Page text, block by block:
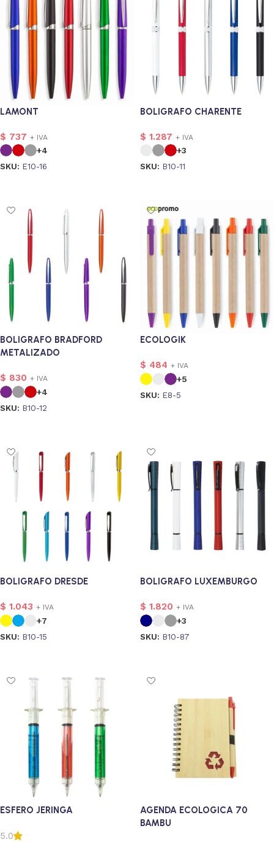
LAMONT
$ 737 + IVA
+4
SKU: E10-16
BOLIGRAFO CHARENTE
$ 1.287 + IVA
+3
SKU: B10-11
BOLIGRAFO BRADFORD
METALIZADO
$ 830 + IVA
+4
SKU: B10-12
ECOLOGIK
$ 484 + IVA
+5
SKU: E8-5
BOLIGRAFO DRESDE
$ 1.043 + IVA
+7
SKU: B10-15
BOLIGRAFO LUXEMBURGO
$ 1.820 + IVA
+3
SKU: B10-87
ESFERO JERINGA
5.0
AGENDA ECOLOGICA 70
BAMBU